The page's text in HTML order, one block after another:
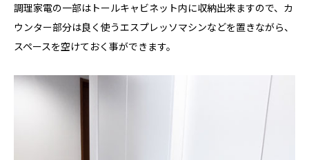
調理家電の一部はトールキャビネット内に収納出来ますので、カ
ウンター部分は良く使うエスプレッソマシンなどを置きながら、
スペースを空けておく事ができます。